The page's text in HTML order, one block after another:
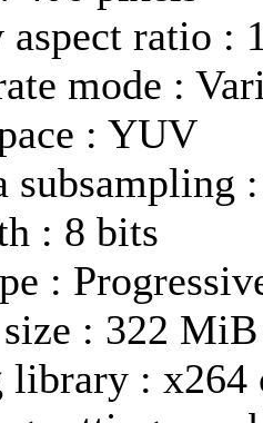
aspect ratio :
mode :
: YUV
subsampling
: 8 bits
:
size : 322
: x264